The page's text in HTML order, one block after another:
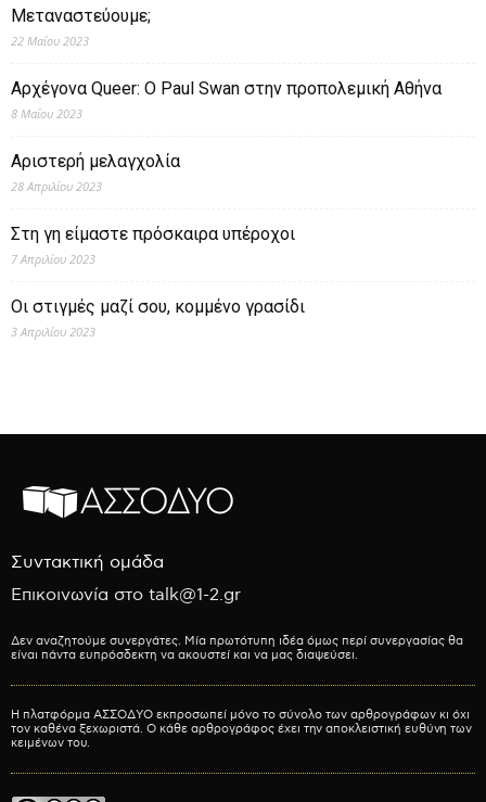
Μεταναστεύουμε;
22 Μαΐου 2023
Αρχέγονα Queer: O Paul Swan στην προπολεμική Αθήνα
8 Μαΐου 2023
Αριστερή μελαγχολία
28 Απριλίου 2023
Στη γη είμαστε πρόσκαιρα υπέροχοι
7 Απριλίου 2023
Οι στιγμές μαζί σου, κομμένο γρασίδι
3 Απριλίου 2023
Συντακτική ομάδα
Επικοινωνία στο talk@1-2.gr
Δεν αναζητούμε συνεργάτες. Μία πρωτότυπη ιδέα όμως περί συνεργασίας θα
είναι πάντα ευπρόσδεκτη να ακουστεί και να μας διαψεύσει.
Η πλατφόρμα ΑΣΣΟΔΥΟ εκπροσωπεί μόνο το σύνολο των αρθρογράφων κι όχι
τον καθένα ξεχωριστά. Ο κάθε αρθρογράφος έχει την αποκλειστική ευθύνη των
κειμένων του.